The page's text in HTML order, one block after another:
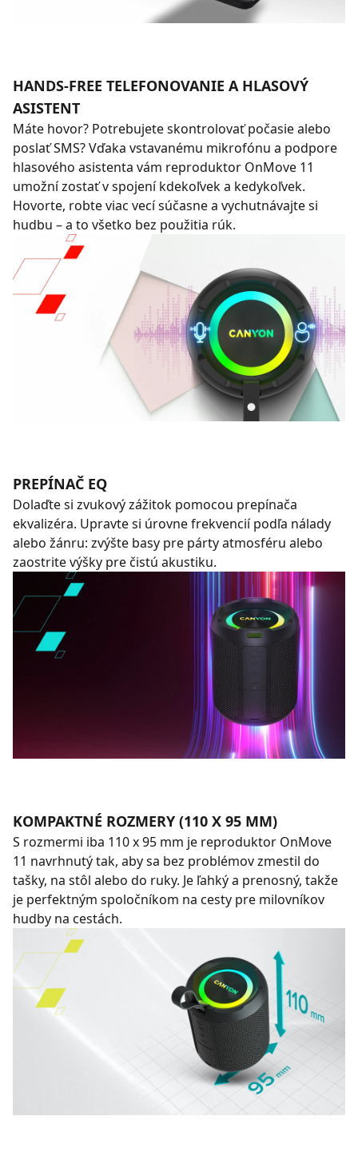
HANDS-FREE TELEFONOVANIE A HLASOVÝ
ASISTENT
Máte hovor? Potrebujete skontrolovať počasie alebo
poslať SMS? Vďaka vstavanému mikrofónu a podpore
hlasového asistenta vám reproduktor OnMove 11
umožní zostať v spojení kdekoľvek a kedykoľvek.
Hovorte, robte viac vecí súčasne a vychutnávajte si
hudbu – a to všetko bez použitia rúk.
PREPÍNAČ EQ
Dolaďte si zvukový zážitok pomocou prepínača
ekvalizéra. Upravte si úrovne frekvencií podľa nálady
alebo žánru: zvýšte basy pre párty atmosféru alebo
zaostrite výšky pre čistú akustiku.
KOMPAKTNÉ ROZMERY (110 X 95 MM)
S rozmermi iba 110 x 95 mm je reproduktor OnMove
11 navrhnutý tak, aby sa bez problémov zmestil do
tašky, na stôl alebo do ruky. Je ľahký a prenosný, takže
je perfektným spoločníkom na cesty pre milovníkov
hudby na cestách.